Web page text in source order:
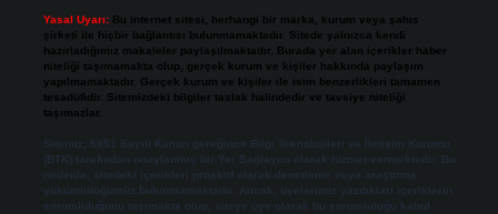
Yasal Uyarı: Bu internet sitesi, herhangi bir marka, kurum veya şahıs
şirketi ile hiçbir bağlantısı bulunmamaktadır. Sitede yalnızca kendi
hazırladığımız makaleler paylaşılmaktadır. Burada yer alan içerikler haber
niteliği taşımamakta olup, gerçek kurum ve kişiler hakkında paylaşım
yapılmamaktadır. Gerçek kurum ve kişiler ile isim benzerlikleri tamamen
tesadüfidir. Sitemizdeki bilgiler taslak halindedir ve tavsiye niteliği
taşımazlar.
Sitemiz, 5651 Sayılı Kanun gereğince Bilgi Teknolojileri ve İletişim Kurumu
(BTK) tarafından onaylanmış bir Yer Sağlayıcı olarak hizmet vermektedir. Bu
nedenle, sitedeki içerikleri proaktif olarak denetleme veya araştırma
yükümlülüğümüz bulunmamaktadır. Ancak, üyelerimiz yazdıkları içeriklerin
sorumluluğunu taşımakta olup, siteye üye olarak bu sorumluluğu kabul